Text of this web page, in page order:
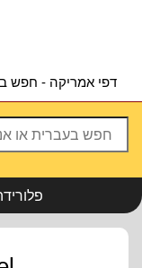
דפי אמריקה - חפש